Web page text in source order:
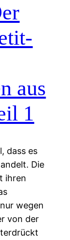
aus
1
dass es
Die
ihren
wegen
von der